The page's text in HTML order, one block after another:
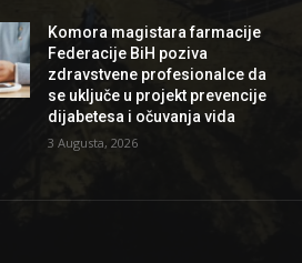
Komora magistara farmacije
Federacije BiH poziva
zdravstvene profesionalce da
se uključe u projekt prevencije
dijabetesa i očuvanja vida
3 Augusta, 2026